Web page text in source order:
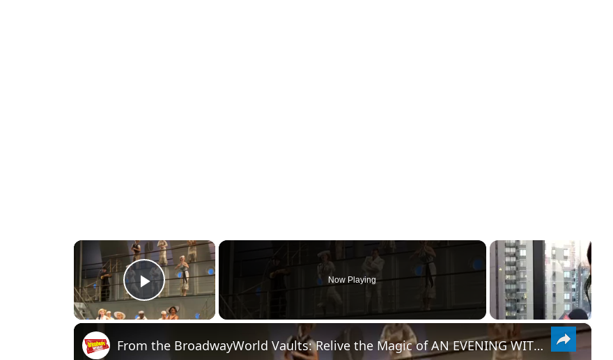
×
PLAY
VIDEO
Now Playing
×
From the BroadwayWorld Vaults: Relive the Magic of AN EVENING WITH PATTI AND MANDY